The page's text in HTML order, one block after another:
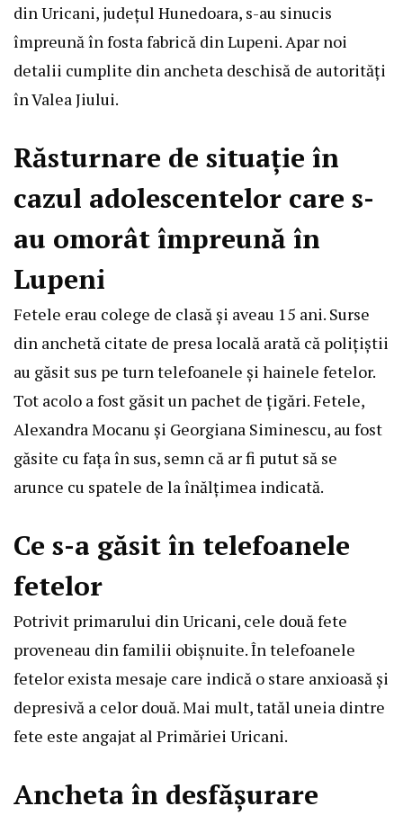
din Uricani, județul Hunedoara, s-au sinucis
împreună în fosta fabrică din Lupeni. Apar noi
detalii cumplite din ancheta deschisă de autorități
în Valea Jiului.
Răsturnare de situație în
cazul adolescentelor care s-
au omorât împreună în
Lupeni
Fetele erau colege de clasă și aveau 15 ani. Surse
din anchetă citate de presa locală arată că polițiștii
au găsit sus pe turn telefoanele și hainele fetelor.
Tot acolo a fost găsit un pachet de țigări. Fetele,
Alexandra Mocanu și Georgiana Siminescu, au fost
găsite cu fața în sus, semn că ar fi putut să se
arunce cu spatele de la înălțimea indicată.
Ce s-a găsit în telefoanele
fetelor
Potrivit primarului din Uricani, cele două fete
proveneau din familii obișnuite. În telefoanele
fetelor exista mesaje care indică o stare anxioasă și
depresivă a celor două. Mai mult, tatăl uneia dintre
fete este angajat al Primăriei Uricani.
Ancheta în desfășurare